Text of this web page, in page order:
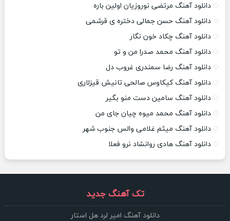
دانلود آهنگ مرتضی نوروزیان اولین باره
دانلود آهنگ حسن جمالی دختره ی قرشمی
دانلود آهنگ چکاد خون نگار
دانلود آهنگ محمد صدرا من و تو
دانلود آهنگ رضا سمندری غروب دل
دانلود آهنگ کیکاوس صالحی تانیش قیزلاری
دانلود آهنگ سامین دست منو بگیر
دانلود آهنگ محمد میوه چیان جای من
دانلود آهنگ میثم غلامی والس جنوب شهر
دانلود آهنگ هادی روانشاد نرو فعلا
تک آهنگ جدید
دانلود آهنگ امیر لرد هل استار